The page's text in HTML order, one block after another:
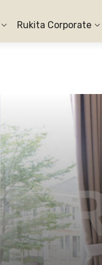
Rukita Corporate